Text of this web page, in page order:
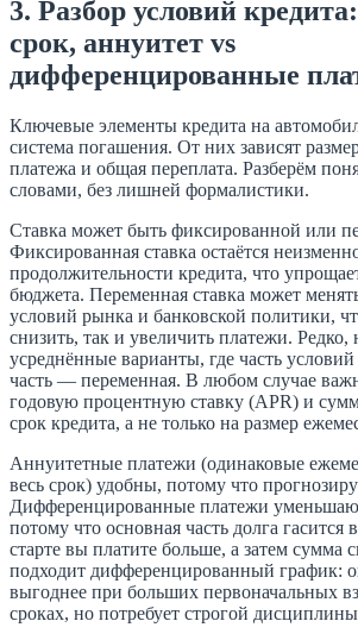
3. Разбор условий
срок, аннуитет vs
дифференцированные
Ключевые элементы кредита на
система погашения. От них зависят
платежа и общая переплата. Разберём
словами, без лишней формалистики.
Ставка может быть фиксированной или
Фиксированная ставка остаётся
продолжительности кредита, что
бюджета. Переменная ставка может
условий рынка и банковской политики,
снизить, так и увеличить платежи. Редко,
усреднённые варианты, где часть
часть — переменная. В любом случае
годовую процентную ставку (APR) и
срок кредита, а не только на размер
Аннуитетные платежи (одинаковые
весь срок) удобны, потому что
Дифференцированные платежи
потому что основная часть долга гасится
старте вы платите больше, а затем сумма
подходит дифференцированный график:
выгоднее при больших первоначальных
сроках, но потребует строгой